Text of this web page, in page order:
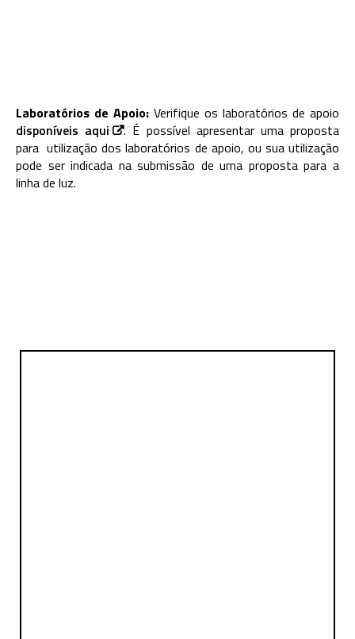
Laboratórios de Apoio: Verifique os laboratórios de apoio
disponíveis aqui
. É possível apresentar uma proposta
para utilização dos laboratórios de apoio, ou sua utilização
pode ser indicada na submissão de uma proposta para a
linha de luz.